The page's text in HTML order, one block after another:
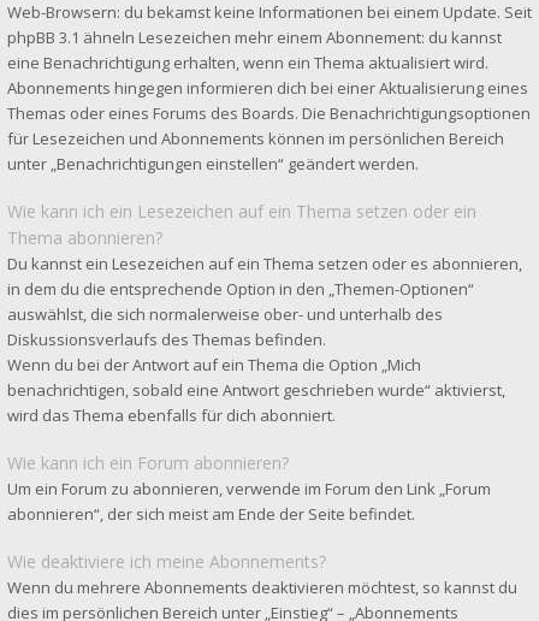
Web-Browsern: du bekamst keine Informationen bei einem Update. Seit
phpBB 3.1 ähneln Lesezeichen mehr einem Abonnement: du kannst
eine Benachrichtigung erhalten, wenn ein Thema aktualisiert wird.
Abonnements hingegen informieren dich bei einer Aktualisierung eines
Themas oder eines Forums des Boards. Die Benachrichtigungsoptionen
für Lesezeichen und Abonnements können im persönlichen Bereich
unter „Benachrichtigungen einstellen“ geändert werden.
Wie kann ich ein Lesezeichen auf ein Thema setzen oder ein
Thema abonnieren?
Du kannst ein Lesezeichen auf ein Thema setzen oder es abonnieren,
in dem du die entsprechende Option in den „Themen-Optionen“
auswählst, die sich normalerweise ober- und unterhalb des
Diskussionsverlaufs des Themas befinden.
Wenn du bei der Antwort auf ein Thema die Option „Mich
benachrichtigen, sobald eine Antwort geschrieben wurde“ aktivierst,
wird das Thema ebenfalls für dich abonniert.
Wie kann ich ein Forum abonnieren?
Um ein Forum zu abonnieren, verwende im Forum den Link „Forum
abonnieren“, der sich meist am Ende der Seite befindet.
Wie deaktiviere ich meine Abonnements?
Wenn du mehrere Abonnements deaktivieren möchtest, so kannst du
dies im persönlichen Bereich unter „Einstieg“ – „Abonnements